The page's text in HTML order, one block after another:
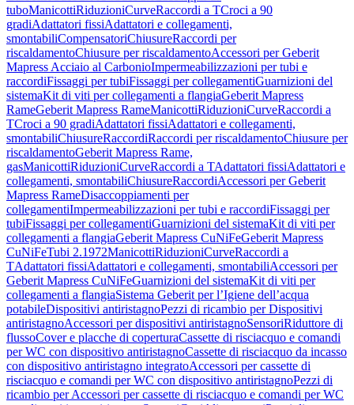
tuboManicottiRiduzioniCurveRaccordi a TCroci a 90
gradiAdattatori fissiAdattatori e collegamenti,
smontabiliCompensatoriChiusureRaccordi per
riscaldamentoChiusure per riscaldamentoAccessori per Geberit
Mapress Acciaio al CarbonioImpermeabilizzazioni per tubi e
raccordiFissaggi per tubiFissaggi per collegamentiGuarnizioni del
sistemaKit di viti per collegamenti a flangiaGeberit Mapress
RameGeberit Mapress RameManicottiRiduzioniCurveRaccordi a
TCroci a 90 gradiAdattatori fissiAdattatori e collegamenti,
smontabiliChiusureRaccordiRaccordi per riscaldamentoChiusure per
riscaldamentoGeberit Mapress Rame,
gasManicottiRiduzioniCurveRaccordi a TAdattatori fissiAdattatori e
collegamenti, smontabiliChiusureRaccordiAccessori per Geberit
Mapress RameDisaccoppiamenti per
collegamentiImpermeabilizzazioni per tubi e raccordiFissaggi per
tubiFissaggi per collegamentiGuarnizioni del sistemaKit di viti per
collegamenti a flangiaGeberit Mapress CuNiFeGeberit Mapress
CuNiFeTubi 2.1972ManicottiRiduzioniCurveRaccordi a
TAdattatori fissiAdattatori e collegamenti, smontabiliAccessori per
Geberit Mapress CuNiFeGuarnizioni del sistemaKit di viti per
collegamenti a flangiaSistema Geberit per l’Igiene dell’acqua
potabileDispositivi antiristagnoPezzi di ricambio per Dispositivi
antiristagnoAccessori per dispositivi antiristagnoSensoriRiduttore di
flussoCover e placche di coperturaCassette di risciacquo e comandi
per WC con dispositivo antiristagnoCassette di risciacquo da incasso
con dispositivo antiristagno integratoAccessori per cassette di
risciacquo e comandi per WC con dispositivo antiristagnoPezzi di
ricambio per Accessori per cassette di risciacquo e comandi per WC